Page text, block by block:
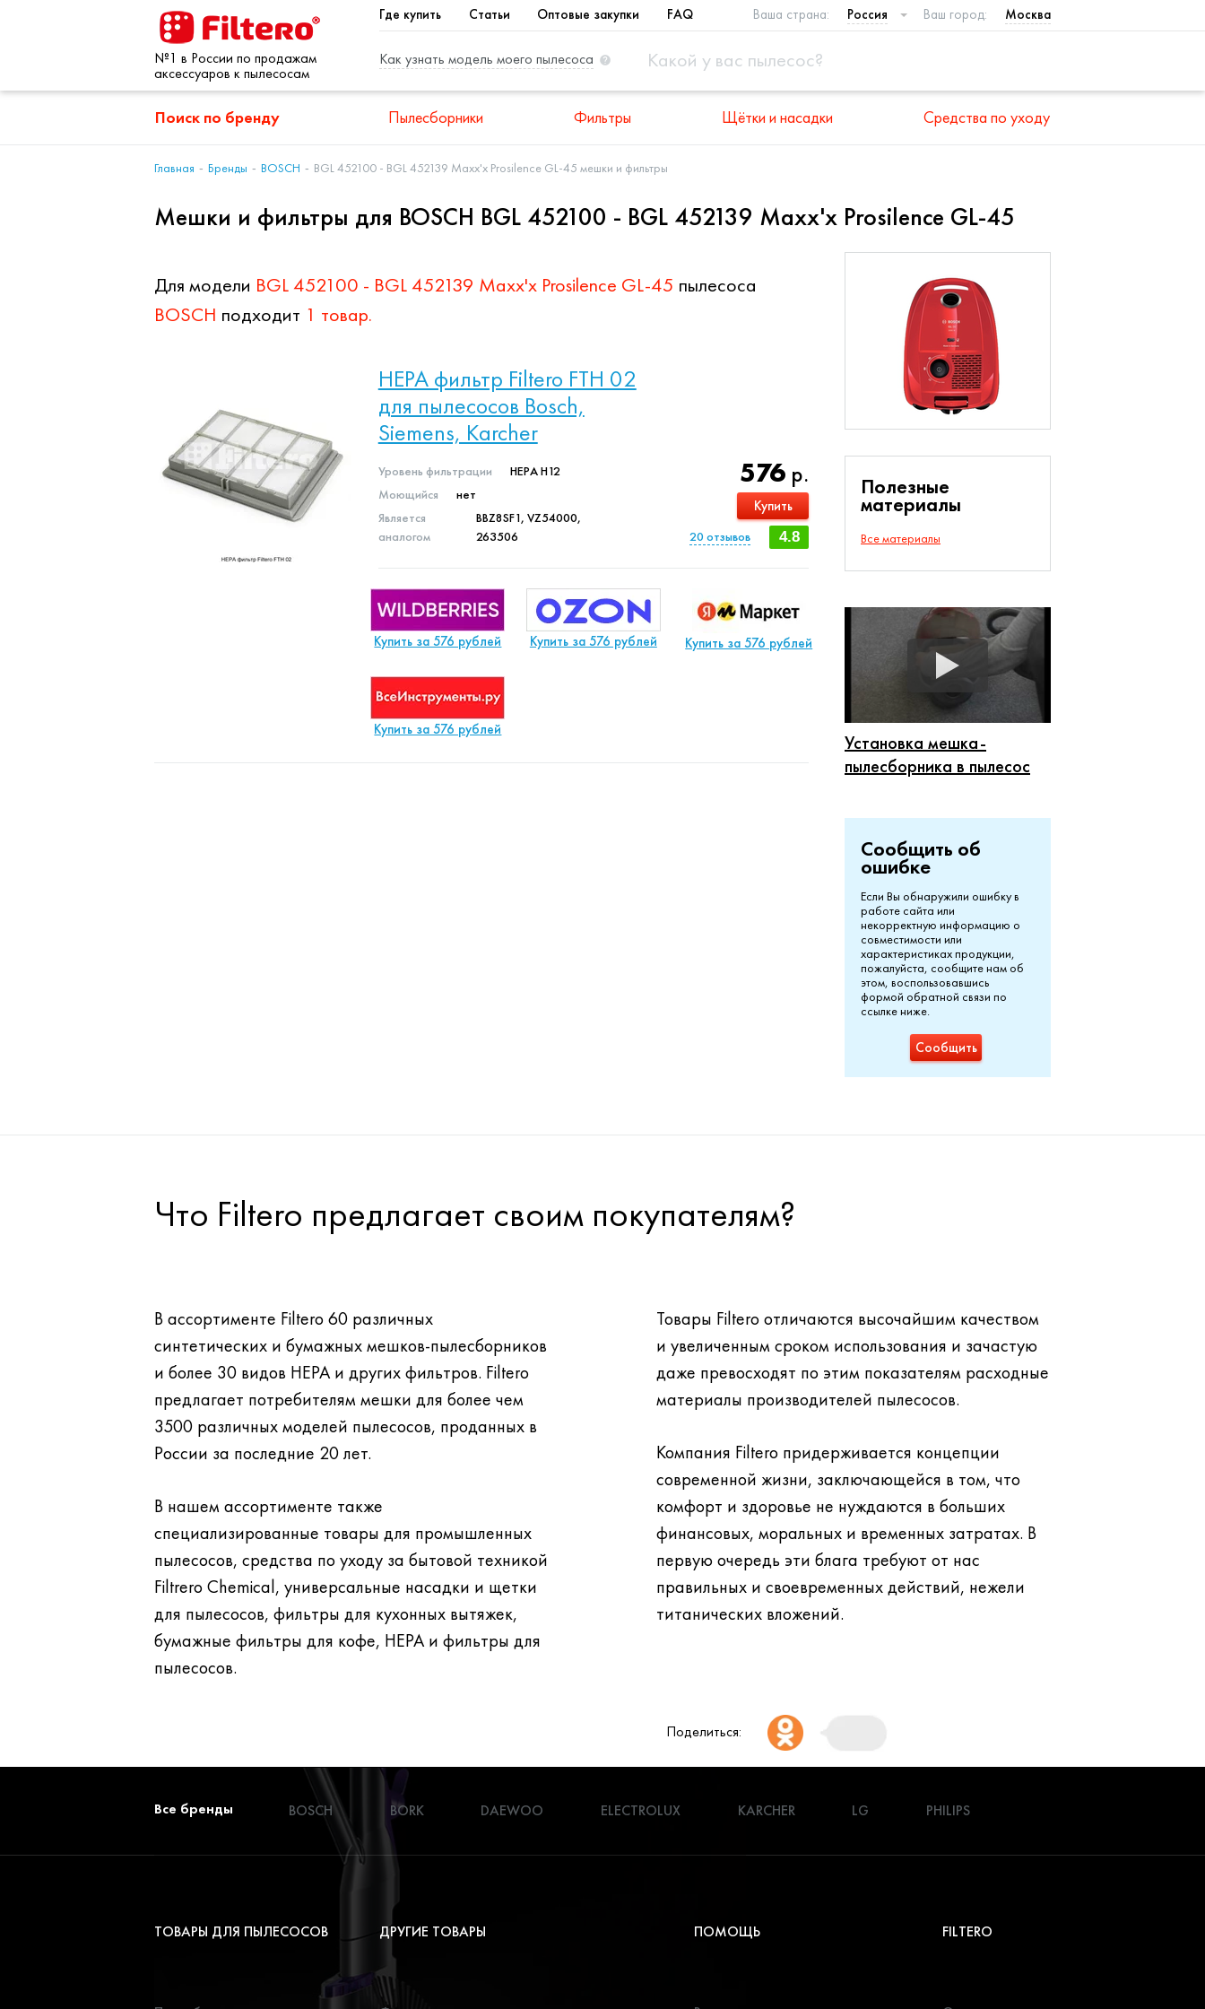
№1 в России по продажам
аксессуаров к пылесосам
Где купить Статьи Оптовые закупки FAQ Ваша страна: Россия Ваш город: Москва
Как узнать модель моего пылесоса
Поиск по бренду Пылесборники Фильтры Щётки и насадки Средства по уходу
Главная Бренды BOSCH BGL 452100 - BGL 452139 Maxx'x Prosilence GL-45 мешки и фильтры
Мешки и фильтры для BOSCH BGL 452100 - BGL 452139 Maxx'x Prosilence GL-45
Полезные
материалы
Все материалы
Установка мешка-
пылесборника в пылесос
Сообщить об
ошибке
Если Вы обнаружили ошибку в
работе сайта или
некорректную информацию о
совместимости или
характеристиках продукции,
пожалуйста, сообщите нам об
этом, воспользовавшись
формой обратной связи по
ссылке ниже.
Сообщить
Для модели BGL 452100 - BGL 452139 Maxx'x Prosilence GL-45 пылесоса
BOSCH подходит 1 товар.
HEPA фильтр Filtero FTH 02
для пылесосов Bosch,
Siemens, Karcher
Уровень фильтрации
HEPA H12
Моющийся
нет
Является
аналогом
BBZ8SF1, VZ54000,
263506
576 р.
Купить
4.8
20 отзывов
Купить за 576 рублей Купить за 576 рублей Купить за 576 рублей
Купить за 576 рублей
Что Filtero предлагает своим покупателям?
В ассортименте Filtero 60 различных
синтетических и бумажных мешков-пылесборников
и более 30 видов НЕРА и других фильтров. Filtero
предлагает потребителям мешки для более чем
3500 различных моделей пылесосов, проданных в
России за последние 20 лет.
В нашем ассортименте также
специализированные товары для промышленных
пылесосов, средства по уходу за бытовой техникой
Filtrero Chemical, универсальные насадки и щетки
для пылесосов, фильтры для кухонных вытяжек,
бумажные фильтры для кофе, HEPA и фильтры для
пылесосов.
Товары Filtero отличаются высочайшим качеством
и увеличенным сроком использования и зачастую
даже превосходят по этим показателям расходные
материалы производителей пылесосов.
Компания Filtero придерживается концепции
современной жизни, заключающейся в том, что
комфорт и здоровье не нуждаются в больших
финансовых, моральных и временных затратах. В
первую очередь эти блага требуют от нас
правильных и своевременных действий, нежели
титанических вложений.
Поделиться:
Все бренды BOSCH BORK DAEWOO ELECTROLUX KARCHER LG PHILIPS
ТОВАРЫ ДЛЯ ПЫЛЕСОСОВ ДРУГИЕ ТОВАРЫ ПОМОЩЬ FILTERO